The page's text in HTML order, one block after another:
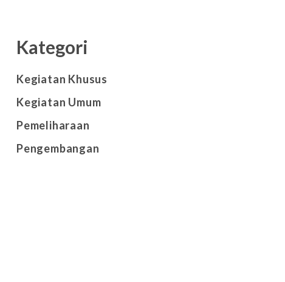
Kategori
Kegiatan Khusus
Kegiatan Umum
Pemeliharaan
Pengembangan